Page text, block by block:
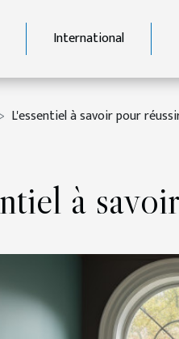
International
L'essentiel à savoir pour
à